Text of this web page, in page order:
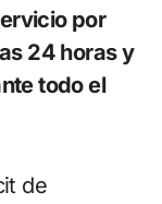
24 horas y
todo el
de